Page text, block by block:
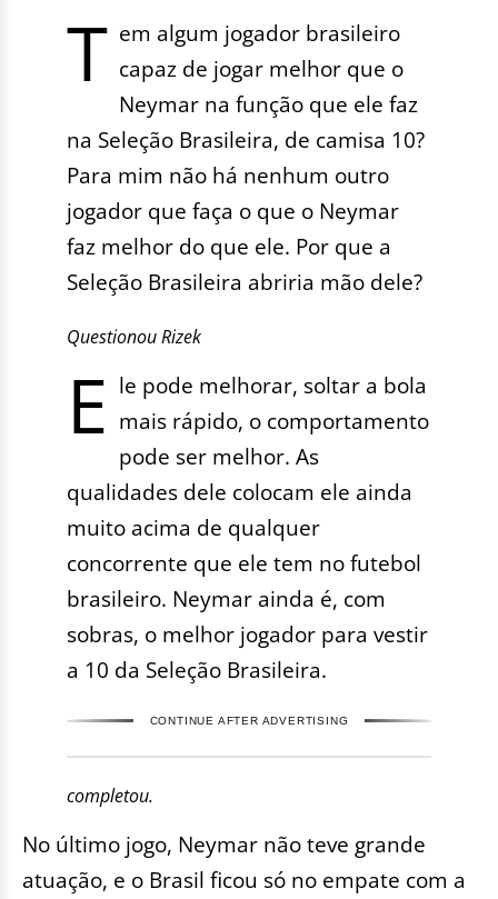
T em algum jogador brasileiro
capaz de jogar melhor que o
Neymar na função que ele faz
na Seleção Brasileira, de camisa 10?
Para mim não há nenhum outro
jogador que faça o que o Neymar
faz melhor do que ele. Por que a
Seleção Brasileira abriria mão dele?
Questionou Rizek
E le pode melhorar, soltar a bola
mais rápido, o comportamento
pode ser melhor. As
qualidades dele colocam ele ainda
muito acima de qualquer
concorrente que ele tem no futebol
brasileiro. Neymar ainda é, com
sobras, o melhor jogador para vestir
a 10 da Seleção Brasileira.
CONTINUE AFTER ADVERTISING
completou.
No último jogo, Neymar não teve grande
atuação, e o Brasil ficou só no empate com a